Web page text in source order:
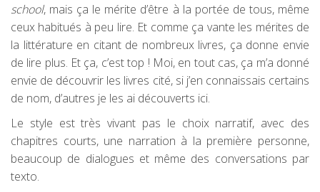
school, mais ça le mérite d’être à la portée de tous, même
ceux habitués à peu lire. Et comme ça vante les mérites de
la littérature en citant de nombreux livres, ça donne envie
de lire plus. Et ça, c’est top ! Moi, en tout cas, ça m’a donné
envie de découvrir les livres cité, si j’en connaissais certains
de nom, d’autres je les ai découverts ici.
Le style est très vivant pas le choix narratif, avec des
chapitres courts, une narration à la première personne,
beaucoup de dialogues et même des conversations par
texto.